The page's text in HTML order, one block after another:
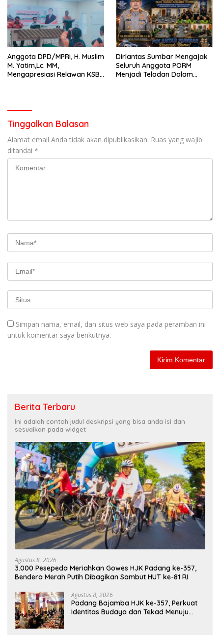
Anggota DPD/MPRI, H. Muslim
M. Yatim,Lc. MM,
Mengapresiasi Relawan KSB
Dirlantas Sumbar Mengajak
Seluruh Anggota PORM
Menjadi Teladan Dalam
Tinggalkan Balasan
Alamat email Anda tidak akan dipublikasikan. Ruas yang wajib
ditandai *
Simpan nama, email, dan situs web saya pada peramban ini
untuk komentar saya berikutnya.
Berita Terbaru
Ini adalah contoh judul deskripsi yang bisa anda isi dan
sesuaikan pada widget
Agustus 8, 2026
3.000 Pesepeda Meriahkan Gowes HJK Padang ke-357,
Bendera Merah Putih Dibagikan Sambut HUT ke-81 RI
Agustus 8, 2026
Padang Bajamba HJK ke-357, Perkuat
Identitas Budaya dan Tekad Menuju